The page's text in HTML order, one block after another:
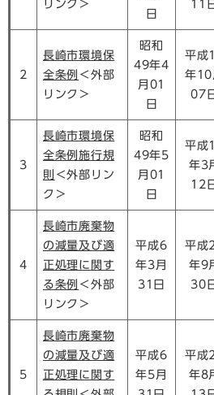
リンク＞
日
11
2
長崎市環境保
全条例 ＜外部
リンク＞
昭和
49年4
月01
日
平成
年10
07
3
長崎市環境保
全条例施行規
則 ＜外部リン
ク＞
昭和
49年5
月01
日
平成
年3
12
4
長崎市廃棄物
の減量及び適
正処理に関す
る条例 ＜外部
リンク＞
平成6
年3月
31日
平成
年9
30
5
長崎市廃棄物
の減量及び適
正処理に関す
平成6
年5月
平成
年8